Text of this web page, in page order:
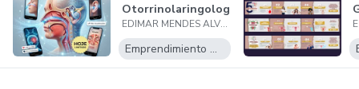
Otorrinolaringolog
istas
EDIMAR MENDES ALVES
Emprendimiento Digital